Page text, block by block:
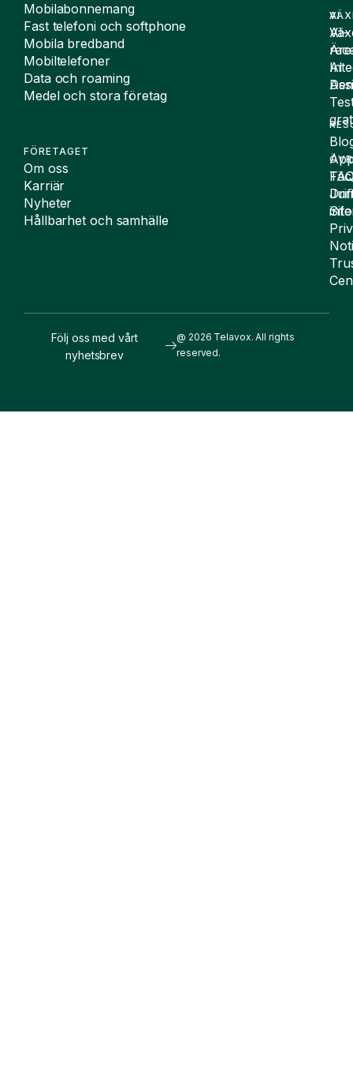
Mobilabonnemang
Fast telefoni och softphone
Mobila bredband
Mobiltelefoner
Data och roaming
Medel och stora företag
FÖRETAGET
Om oss
Karriär
Nyheter
Hållbarhet och samhälle
AI
AI-
AI
@ 2026 Telavox. All rights
reserved.
Följ oss med vårt
nyhetsbrev